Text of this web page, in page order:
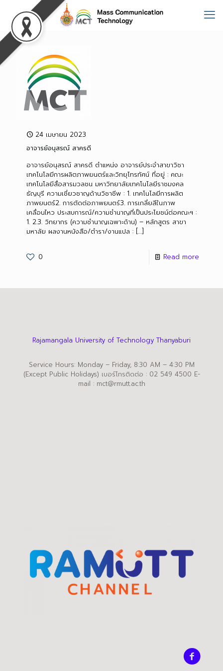
24 เมษายน 2023
อาจารย์อนุสรณ์ สาครดี
อาจารย์อนุสรณ์ สาครดี ตำแหน่ง อาจารย์ประจำสาขาวิชา
เทคโนโลยีการผลิตภาพยนตร์และวิทยุโทรทัศน์ ที่อยู่ : คณะ
เทคโนโลยีสื่อสารมวลชน มหาวิทยาลัยเทคโนโลยีราชมงคล
ธัญบุรี ความเชี่ยวชาญด้านวิชาชีพ : 1. เทคโนโลยีการผลิต
ภาพยนตร์2. การตัดต่อภาพยนตร์3. การเกลี่ยสีในภาพ
เคลื่อนไหว ประสบการณ์/ความชำนาญที่เป็นประโยชน์ต่อคณะฯ :
1. 2.3. วิทยากร (ความชำนาญเฉพาะด้าน) – หลักสูตร สาขา
มหาลัย ผลงานหนังสือ/ตำรา/งานแปล : […]
0 Read more
Rajamangala University of Technology Thanyaburi
Service Hours: Monday – Friday, 8:30 AM – 4:30 PM
(Except Public Holidays) เบอร์โทรติดต่อ : 02 549 4500 E-
mail : mct@rmutt.ac.th